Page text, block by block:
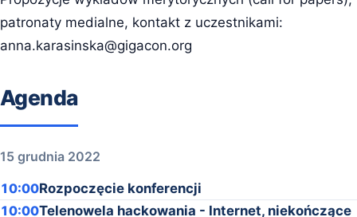
patronaty medialne, kontakt z uczestnikami:
anna.karasinska@gigacon.org
Agenda
15 grudnia 2022
10:00Rozpoczęcie konferencji
10:00Telenowela hackowania - Internet, niekończące